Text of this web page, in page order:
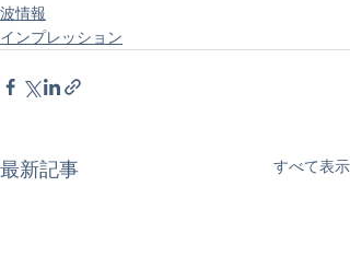
波情報
インプレッション
最新記事 すべて表示